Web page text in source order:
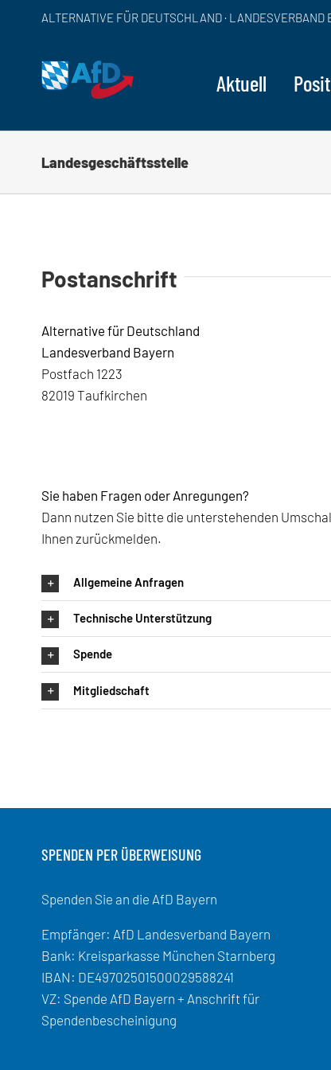
ALTERNATIVE FÜR DEUTSCHLAND · LANDESVERBAND
Aktuell
Landesgeschäftsstelle
Postanschrift
Alternative für Deutschland
Landesverband Bayern
Postfach 1223
82019 Taufkirchen
Sie haben Fragen oder Anregungen?
Dann nutzen Sie bitte die unterstehenden
Ihnen zurückmelden.
Allgemeine Anfragen
Technische Unterstützung
Spende
Mitgliedschaft
SPENDEN PER ÜBERWEISUNG
Spenden Sie an die AfD Bayern
Empfänger: AfD Landesverband Bayern
Bank: Kreisparkasse München Starnberg
IBAN: DE49702501500029588241
VZ: Spende AfD Bayern + Anschrift für
Spendenbescheinigung